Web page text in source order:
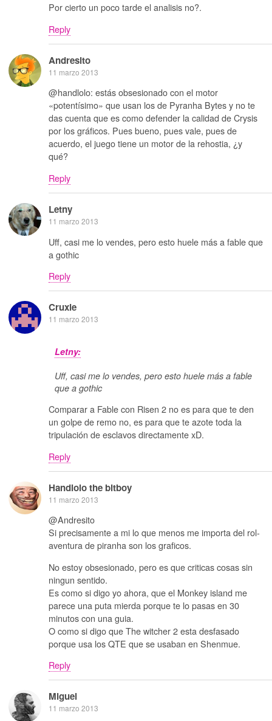
Por cierto un poco tarde el analisis no?.
Reply
Andresito
11 marzo 2013
@handlolo: estás obsesionado con el motor
«potentísimo» que usan los de Pyranha Bytes y no te
das cuenta que es como defender la calidad de Crysis
por los gráficos. Pues bueno, pues vale, pues de
acuerdo, el juego tiene un motor de la rehostia, ¿y
qué?
Reply
Letny
11 marzo 2013
Uff, casi me lo vendes, pero esto huele más a fable que
a gothic
Reply
Cruxie
11 marzo 2013
Letny:
Uff, casi me lo vendes, pero esto huele más a fable
que a gothic
Comparar a Fable con Risen 2 no es para que te den
un golpe de remo no, es para que te azote toda la
tripulación de esclavos directamente xD.
Reply
Handlolo the bitboy
11 marzo 2013
@Andresito
Si precisamente a mi lo que menos me importa del rol-
aventura de piranha son los graficos.
No estoy obsesionado, pero es que criticas cosas sin
ningun sentido.
Es como si digo yo ahora, que el Monkey island me
parece una puta mierda porque te lo pasas en 30
minutos con una guia.
O como si digo que The witcher 2 esta desfasado
porque usa los QTE que se usaban en Shenmue.
Reply
Miguel
11 marzo 2013